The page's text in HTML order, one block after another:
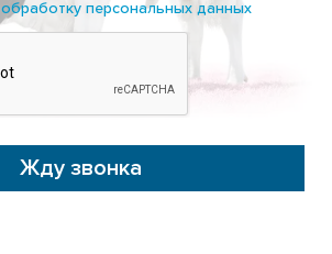
обработку персональных данных
Жду звонка